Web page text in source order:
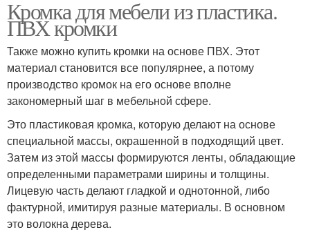
Кромка для мебели из пластика.
ПВХ кромки
Также можно купить кромки на основе ПВХ. Этот
материал становится все популярнее, а потому
производство кромок на его основе вполне
закономерный шаг в мебельной сфере.
Это пластиковая кромка, которую делают на основе
специальной массы, окрашенной в подходящий цвет.
Затем из этой массы формируются ленты, обладающие
определенными параметрами ширины и толщины.
Лицевую часть делают гладкой и однотонной, либо
фактурной, имитируя разные материалы. В основном
это волокна дерева.